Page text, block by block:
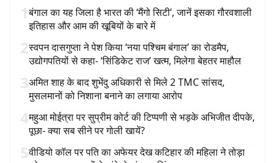
1बंगाल का यह जिला है भारत की ‘मैंगो सिटी’, जानें इसका गौरवशाली
इतिहास और आम की खूबियों के बारे में
2स्वपन दासगुप्ता ने पेश किया ‘नया पश्चिम बंगाल’ का रोडमैप,
उद्योगपतियों से कहा- ‘सिंडिकेट राज’ खत्म, मिलेगा बेहतर माहौल
3अमित शाह के बाद शुभेंदु अधिकारी से मिले 2 TMC सांसद,
मुसलमानों को निशाना बनाने का लगाया आरोप
4महुआ मोईत्रा पर सुप्रीम कोर्ट की टिप्पणी से भड़के अभिजीत दीपके,
पूछा- क्या सब सीने पर गोली खायें?
5वीडियो कॉल पर पति का अफेयर देख कटिहार की महिला ने तोड़ा